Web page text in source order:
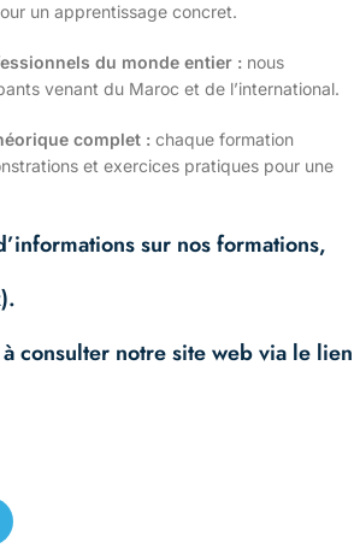
un apprentissage concret.
du monde entier : nous
venant du Maroc et de l’international.
complet : chaque formation
et exercices pratiques pour une
sur nos formations,
consulter notre site web via le lien